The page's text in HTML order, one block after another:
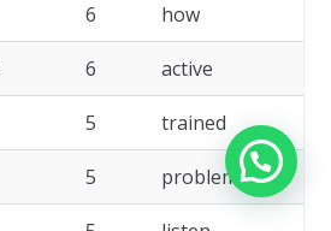
6 how
6 active
5 trained
5 problem